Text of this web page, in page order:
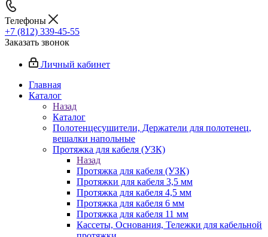
Телефоны
+7 (812) 339-45-55
Заказать звонок
Личный кабинет
Главная
Каталог
Назад
Каталог
Полотенцесушители, Держатели для полотенец,
вешалки напольные
Протяжка для кабеля (УЗК)
Назад
Протяжка для кабеля (УЗК)
Протяжки для кабеля 3,5 мм
Протяжка для кабеля 4,5 мм
Протяжка для кабеля 6 мм
Протяжка для кабеля 11 мм
Кассеты, Основания, Тележки для кабельной